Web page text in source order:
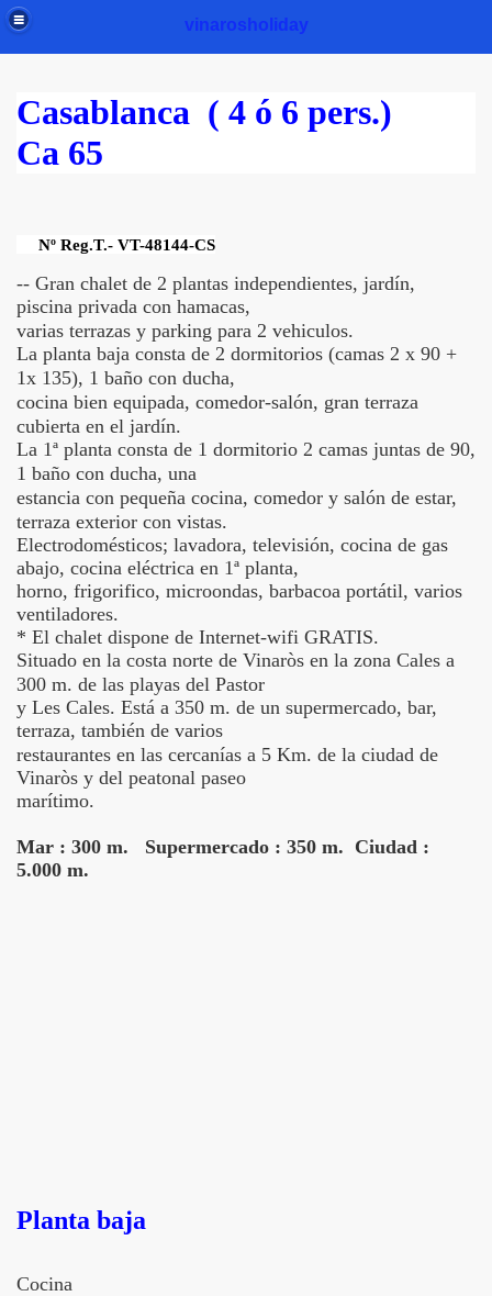
vinarosholiday
Casablanca ( 4 ó 6 pers.)
Ca 65
Nº Reg.T.- VT-48144-CS
-- Gran chalet de 2 plantas independientes, jardín,
piscina privada con hamacas,
varias terrazas y parking para 2 vehiculos.
La planta baja consta de 2 dormitorios (camas 2 x 90 +
1x 135), 1 baño con ducha,
cocina bien equipada, comedor-salón, gran terraza
cubierta en el jardín.
La 1ª planta consta de 1 dormitorio 2 camas juntas de 90,
1 baño con ducha, una
estancia con pequeña cocina, comedor y salón de estar,
terraza exterior con vistas.
Electrodomésticos; lavadora, televisión, cocina de gas
abajo, cocina eléctrica en 1ª planta,
horno, frigorifico, microondas, barbacoa portátil, varios
ventiladores.
* El chalet dispone de Internet-wifi GRATIS.
Situado en la costa norte de Vinaròs en la zona Cales a
300 m. de las playas del Pastor
y Les Cales. Está a 350 m. de un supermercado, bar,
terraza, también de varios
restaurantes en las cercanías a 5 Km. de la ciudad de
Vinaròs y del peatonal paseo
marítimo.
Mar : 300 m. Supermercado : 350 m. Ciudad :
5.000 m.
Planta baja
Cocina